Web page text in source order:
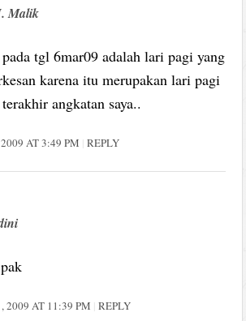
Malik
tgl 6mar09 adalah lari pagi yang
karena itu merupakan lari pagi
angkatan saya..
AT 3:49 PM REPLY
2009 AT 11:39 PM REPLY